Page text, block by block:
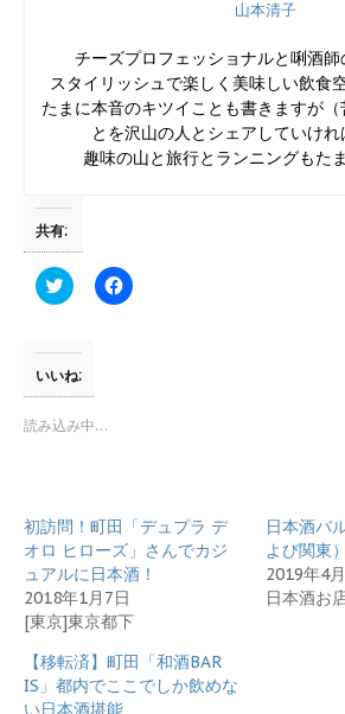
山本清子
チーズプロフェッショナルと唎酒師
スタイリッシュで楽しく美味しい飲食
たまに本音のキツイことも書きますが
とを沢山の人とシェアしていけれ
趣味の山と旅行とランニングもた
共有:
ク
リ
て
T
t
t
有
(
新
し
い
ウ
ィ
ン
ド
ウ
で
開
き
F
a
ク
リ
ッ
ク
し
て
く
だ
い
(
新
し
いいね:
読み込み中…
初訪問！町田「デュプラ デ
オロ ヒローズ」さんでカジ
ュアルに日本酒！
2018年1月7日
[東京]東京都下
日本酒バ
よび関東）
2019年4
日本酒お
【移転済】町田「和酒BAR
IS」都内でここでしか飲めな
い日本酒堪能